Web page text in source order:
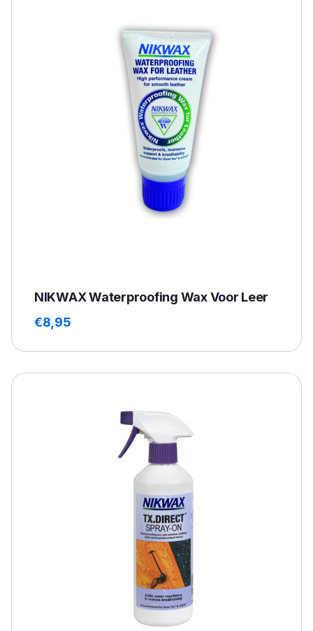
NIKWAX Waterproofing Wax Voor Leer
€8,95